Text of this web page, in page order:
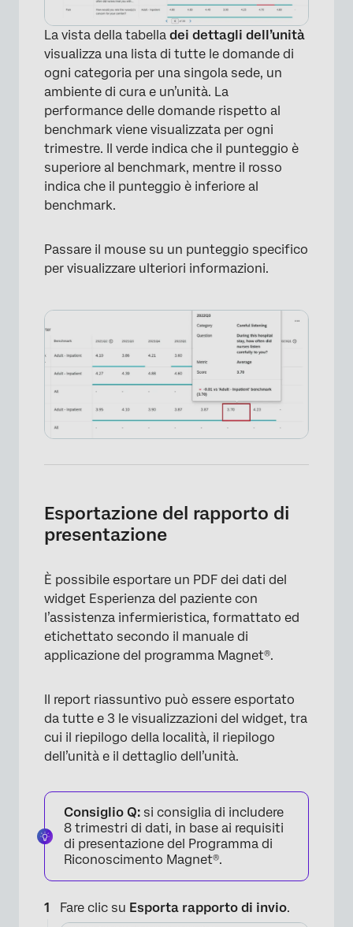
×
×
La vista della tabella dei dettagli dell’unità
visualizza una lista di tutte le domande di
ogni categoria per una singola sede, un
ambiente di cura e un’unità. La
performance delle domande rispetto al
benchmark viene visualizzata per ogni
trimestre. Il verde indica che il punteggio è
superiore al benchmark, mentre il rosso
indica che il punteggio è inferiore al
benchmark.
Passare il mouse su un punteggio specifico
per visualizzare ulteriori informazioni.
Esportazione del rapporto di
presentazione
È possibile esportare un PDF dei dati del
widget Esperienza del paziente con
l’assistenza infermieristica, formattato ed
etichettato secondo il manuale di
applicazione del programma Magnet®.
Il report riassuntivo può essere esportato
da tutte e 3 le visualizzazioni del widget, tra
cui il riepilogo della località, il riepilogo
dell’unità e il dettaglio dell’unità.
Consiglio Q: si consiglia di includere
8 trimestri di dati, in base ai requisiti
di presentazione del Programma di
Riconoscimento Magnet®.
Fare clic su Esporta rapporto di invio.